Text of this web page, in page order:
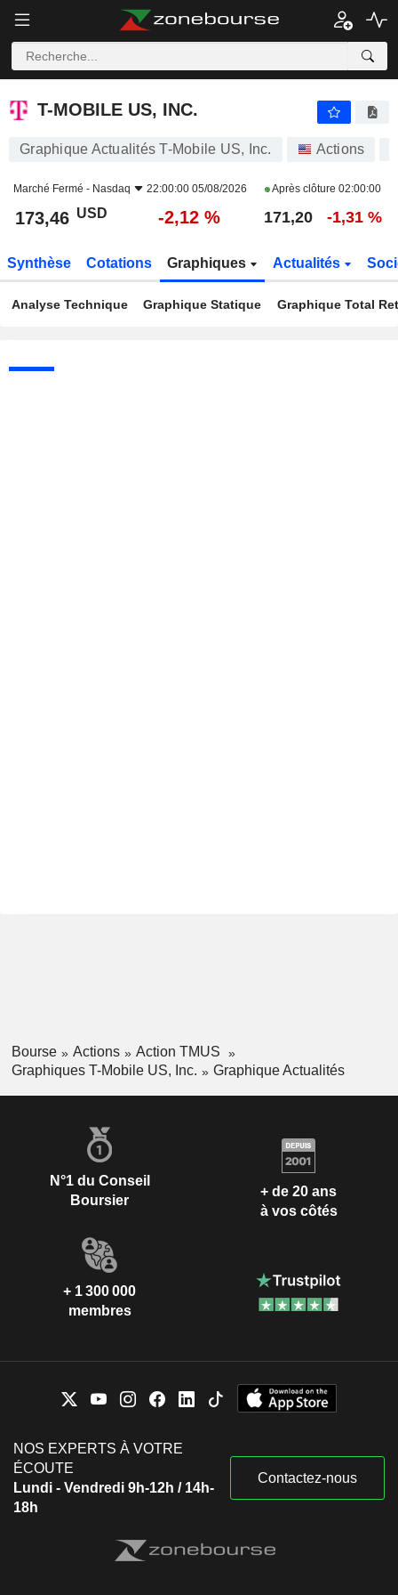
T-MOBILE US, INC.
T-MOBILE US, INC.
Graphique Actualités T-Mobile US, Inc. Actions
Marché Fermé - Nasdaq 22:00:00 05/08/2026 Après clôture 02:00:00
173,46 USD -2,12 % 171,20 -1,31 %
Synthèse Cotations Graphiques Actualités
Analyse Technique Graphique Statique Graphique Total
Bourse Actions
Action TMUS
Graphiques T-Mobile US, Inc.
Graphique Actualités
N°1 du Conseil
Boursier
+ de 20 ans
à vos côtés
+ 1 300 000
membres
NOS EXPERTS À VOTRE
ÉCOUTE
Lundi - Vendredi 9h-12h / 14h-
18h
Contactez-nous